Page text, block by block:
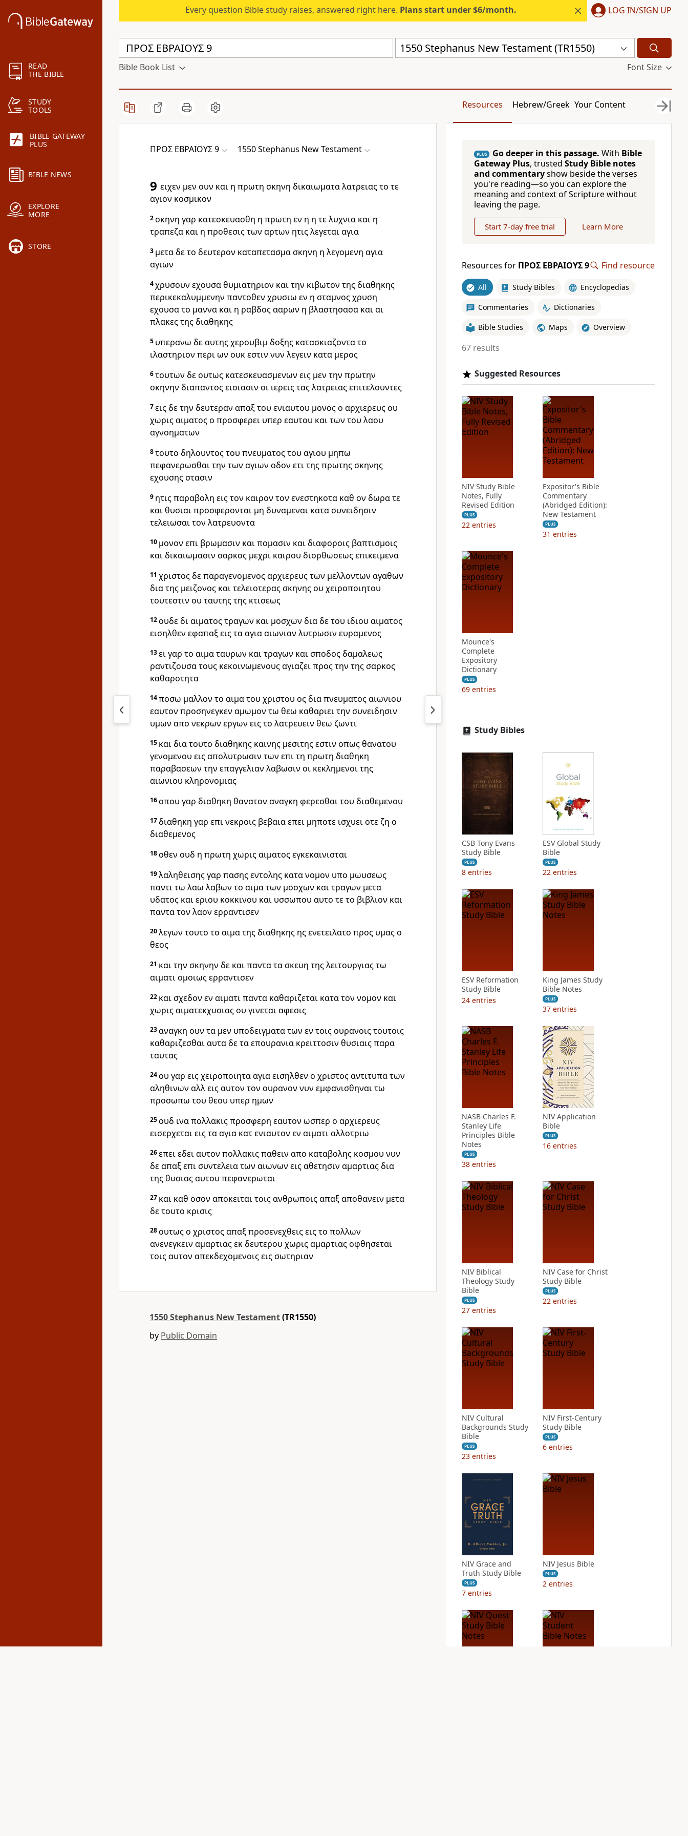
READ
THE BIBLE
STUDY
TOOLS
BIBLE GATEWAY
PLUS
BIBLE NEWS
EXPLORE
MORE
STORE
Every question Bible study raises, answered right here. Plans start under $6/month. LOG IN/SIGN UP
1550 Stephanus New Testament (TR1550)
Bible Book List Font Size
Resources Hebrew/Greek Your Content
ΠΡΟΣ ΕΒΡΑΙΟΥΣ 9 1550 Stephanus New Testament
9 ειχεν μεν ουν και η πρωτη σκηνη δικαιωματα λατρειας το τε
αγιον κοσμικον
2σκηνη γαρ κατεσκευασθη η πρωτη εν η η τε λυχνια και η
τραπεζα και η προθεσις των αρτων ητις λεγεται αγια
3 μετα δε το δευτερον καταπετασμα σκηνη η λεγομενη αγια
αγιων
4χρυσουν εχουσα θυμιατηριον και την κιβωτον της διαθηκης
περικεκαλυμμενην παντοθεν χρυσιω εν η σταμνος χρυση
εχουσα το μαννα και η ραβδος ααρων η βλαστησασα και αι
πλακες της διαθηκης
5 υπερανω δε αυτης χερουβιμ δοξης κατασκιαζοντα το
ιλαστηριον περι ων ουκ εστιν νυν λεγειν κατα μερος
6τουτων δε ουτως κατεσκευασμενων εις μεν την πρωτην
σκηνην διαπαντος εισιασιν οι ιερεις τας λατρειας επιτελουντες
7εις δε την δευτεραν απαξ του ενιαυτου μονος ο αρχιερευς ου
χωρις αιματος ο προσφερει υπερ εαυτου και των του λαου
αγνοηματων
8τουτο δηλουντος του πνευματος του αγιου μηπω
πεφανερωσθαι την των αγιων οδον ετι της πρωτης σκηνης
εχουσης στασιν
9 ητις παραβολη εις τον καιρον τον ενεστηκοτα καθ ον δωρα τε
και θυσιαι προσφερονται μη δυναμεναι κατα συνειδησιν
τελειωσαι τον λατρευοντα
10 μονον επι βρωμασιν και πομασιν και διαφοροις βαπτισμοις
και δικαιωμασιν σαρκος μεχρι καιρου διορθωσεως επικειμενα
11 χριστος δε παραγενομενος αρχιερευς των μελλοντων αγαθων
δια της μειζονος και τελειοτερας σκηνης ου χειροποιητου
τουτεστιν ου ταυτης της κτισεως
12ουδε δι αιματος τραγων και μοσχων δια δε του ιδιου αιματος
εισηλθεν εφαπαξ εις τα αγια αιωνιαν λυτρωσιν ευραμενος
13ει γαρ το αιμα ταυρων και τραγων και σποδος δαμαλεως
ραντιζουσα τους κεκοινωμενους αγιαζει προς την της σαρκος
καθαροτητα
14ποσω μαλλον το αιμα του χριστου ος δια πνευματος αιωνιου
εαυτον προσηνεγκεν αμωμον τω θεω καθαριει την συνειδησιν
υμων απο νεκρων εργων εις το λατρευειν θεω ζωντι
15 και δια τουτο διαθηκης καινης μεσιτης εστιν οπως θανατου
γενομενου εις απολυτρωσιν των επι τη πρωτη διαθηκη
παραβασεων την επαγγελιαν λαβωσιν οι κεκλημενοι της
αιωνιου κληρονομιας
16οπου γαρ διαθηκη θανατον αναγκη φερεσθαι του διαθεμενου
17διαθηκη γαρ επι νεκροις βεβαια επει μηποτε ισχυει οτε ζη ο
διαθεμενος
18οθεν ουδ η πρωτη χωρις αιματος εγκεκαινισται
19λαληθεισης γαρ πασης εντολης κατα νομον υπο μωυσεως
παντι τω λαω λαβων το αιμα των μοσχων και τραγων μετα
υδατος και εριου κοκκινου και υσσωπου αυτο τε το βιβλιον και
παντα τον λαον ερραντισεν
20λεγων τουτο το αιμα της διαθηκης ης ενετειλατο προς υμας ο
θεος
21 και την σκηνην δε και παντα τα σκευη της λειτουργιας τω
αιματι ομοιως ερραντισεν
22 και σχεδον εν αιματι παντα καθαριζεται κατα τον νομον και
χωρις αιματεκχυσιας ου γινεται αφεσις
23αναγκη ουν τα μεν υποδειγματα των εν τοις ουρανοις τουτοις
καθαριζεσθαι αυτα δε τα επουρανια κρειττοσιν θυσιαις παρα
ταυτας
24ου γαρ εις χειροποιητα αγια εισηλθεν ο χριστος αντιτυπα των
αληθινων αλλ εις αυτον τον ουρανον νυν εμφανισθηναι τω
προσωπω του θεου υπερ ημων
25ουδ ινα πολλακις προσφερη εαυτον ωσπερ ο αρχιερευς
εισερχεται εις τα αγια κατ ενιαυτον εν αιματι αλλοτριω
26επει εδει αυτον πολλακις παθειν απο καταβολης κοσμου νυν
δε απαξ επι συντελεια των αιωνων εις αθετησιν αμαρτιας δια
της θυσιας αυτου πεφανερωται
27 και καθ οσον αποκειται τοις ανθρωποις απαξ αποθανειν μετα
δε τουτο κρισις
28ουτως ο χριστος απαξ προσενεχθεις εις το πολλων
ανενεγκειν αμαρτιας εκ δευτερου χωρις αμαρτιας οφθησεται
τοις αυτον απεκδεχομενοις εις σωτηριαν
1550 Stephanus New Testament(TR1550)
by Public Domain
PLUS Go deeper in this passage. With Bible
Gateway Plus, trusted Study Bible notes
and commentaryshow beside the verses
you're reading—so you can explore the
meaning and context of Scripture without
leaving the page.
Start 7-day free trial Learn More
Resources for ΠΡΟΣ ΕΒΡΑΙΟΥΣ 9 Find resource
All Study Bibles Encyclopedias
Commentaries Dictionaries
Bible Studies Maps Overview
67 results
Suggested Resources
NIV Study Bible
Notes, Fully
Revised Edition
PLUS
22 entries
Expositor's Bible
Commentary
(Abridged Edition):
New Testament
PLUS
31 entries
Mounce's
Complete
Expository
Dictionary
PLUS
69 entries
Study Bibles
CSB Tony Evans
Study Bible
PLUS
8 entries
ESV Global Study
Bible
PLUS
22 entries
ESV Reformation
Study Bible
24 entries
King James Study
Bible Notes
PLUS
37 entries
NASB Charles F.
Stanley Life
Principles Bible
Notes
PLUS
38 entries
NIV Application
Bible
PLUS
16 entries
NIV Biblical
Theology Study
Bible
PLUS
27 entries
NIV Case for Christ
Study Bible
PLUS
22 entries
NIV Cultural
Backgrounds Study
Bible
PLUS
23 entries
NIV First-Century
Study Bible
PLUS
6 entries
NIV Grace and
Truth Study Bible
PLUS
7 entries
NIV Jesus Bible
PLUS
2 entries